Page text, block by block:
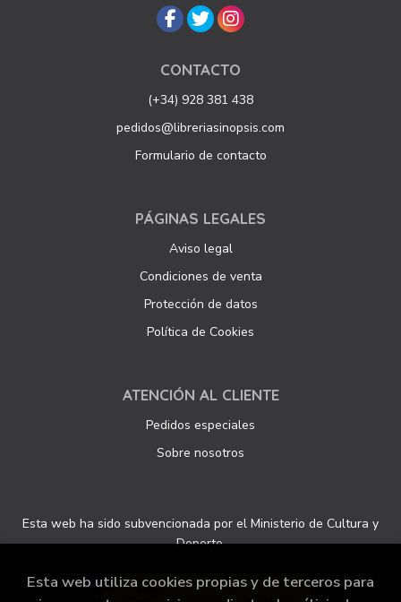
CONTACTO
(+34) 928 381 438
pedidos@libreriasinopsis.com
Formulario de contacto
PÁGINAS LEGALES
Aviso legal
Condiciones de venta
Protección de datos
Política de Cookies
ATENCIÓN AL CLIENTE
Pedidos especiales
Sobre nosotros
Esta web ha sido subvencionada por el Ministerio de Cultura y
Deporte.
Esta web utiliza cookies propias y de terceros para